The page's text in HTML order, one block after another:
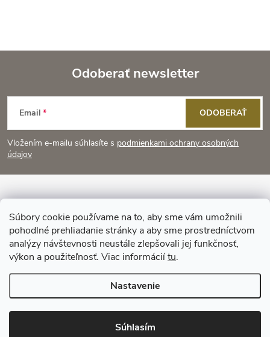
Súbory cookie používame na to, aby sme vám umožnili
pohodlné prehliadanie stránky a aby sme prostredníctvom
analýzy návštevnosti neustále zlepšovali jej funkčnosť,
výkon a použiteľnosť. Viac informáciítu.
Nastavenie
Súhlasím
c
e
p
r
v
k
y
v
ý
p
i
a
i
e
Z
á
p
ä
e
Odoberať newsletter
Email
Vložením e-mailu súhlasíte s podmienkami ochrany osobných
údajov
ODOBERAŤ
Informácie pre vás
Prijímame online platby
Copyright 2026KitchenStyle. Všetky práva vyhradené.